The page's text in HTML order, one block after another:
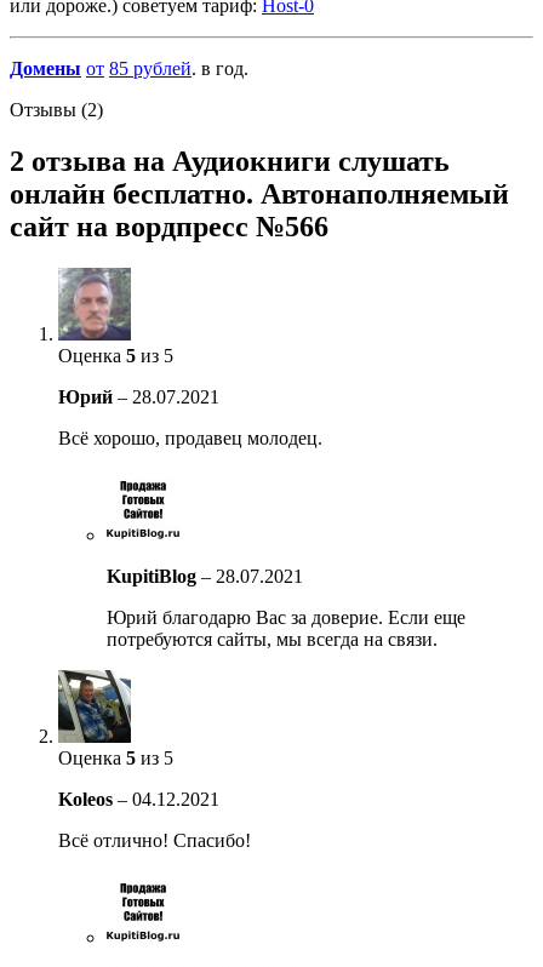
или дороже.) советуем тариф: Host-0
Домены от 85 рублей. в год.
Отзывы (2)
2 отзыва на Аудиокниги слушать
онлайн бесплатно. Автонаполняемый
сайт на вордпресс №566
Оценка 5 из 5
Юрий – 28.07.2021
Всё хорошо, продавец молодец.
KupitiBlog – 28.07.2021
Юрий благодарю Вас за доверие. Если еще
потребуются сайты, мы всегда на связи.
Оценка 5 из 5
Koleos – 04.12.2021
Всё отлично! Спасибо!